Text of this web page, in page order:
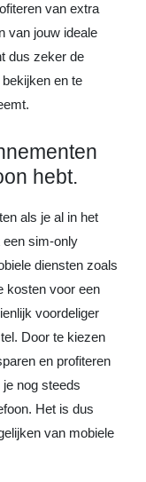
van extra
van jouw ideale
dus zeker de
en te
hebt.
als je al in het
een sim-only
diensten zoals
kosten voor een
voordeliger
Door te kiezen
en profiteren
nog steeds
Het is dus
van mobiele